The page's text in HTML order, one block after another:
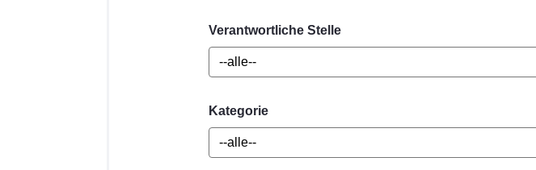
Verantwortliche Stelle
Kategorie